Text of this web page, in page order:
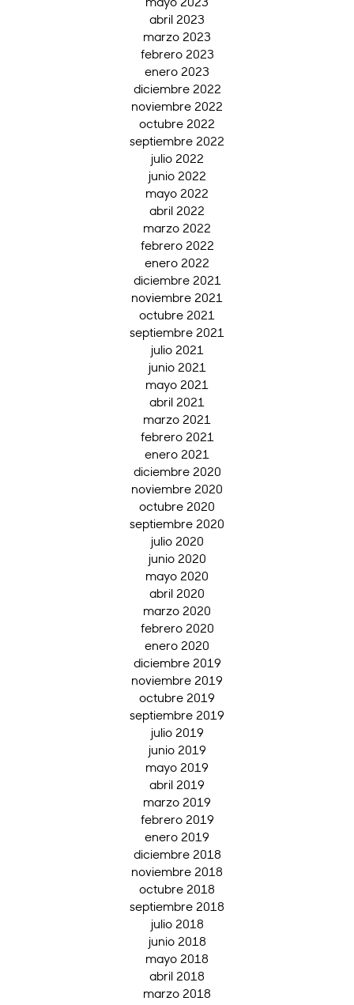
abril 2023
marzo 2023
febrero 2023
enero 2023
diciembre 2022
noviembre 2022
octubre 2022
septiembre 2022
julio 2022
junio 2022
mayo 2022
abril 2022
marzo 2022
febrero 2022
enero 2022
diciembre 2021
noviembre 2021
octubre 2021
septiembre 2021
julio 2021
junio 2021
mayo 2021
abril 2021
marzo 2021
febrero 2021
enero 2021
diciembre 2020
noviembre 2020
octubre 2020
septiembre 2020
julio 2020
junio 2020
mayo 2020
abril 2020
marzo 2020
febrero 2020
enero 2020
diciembre 2019
noviembre 2019
octubre 2019
septiembre 2019
julio 2019
junio 2019
mayo 2019
abril 2019
marzo 2019
febrero 2019
enero 2019
diciembre 2018
noviembre 2018
octubre 2018
septiembre 2018
julio 2018
junio 2018
mayo 2018
abril 2018
marzo 2018